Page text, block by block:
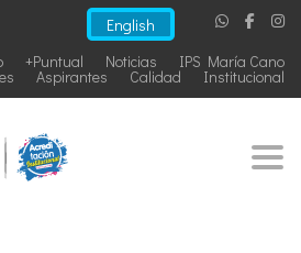
English
IPS María Cano
Noticias
+Puntual
Institucional
Calidad
Aspirantes